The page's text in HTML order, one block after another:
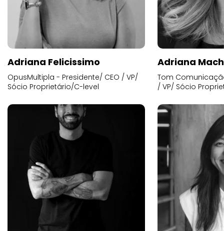
Adriana Felicissimo
OpusMultipla - Presidente/ CEO / VP/
Sócio Proprietário/C-level
Adriana
Tom
/ VP/ Sócio